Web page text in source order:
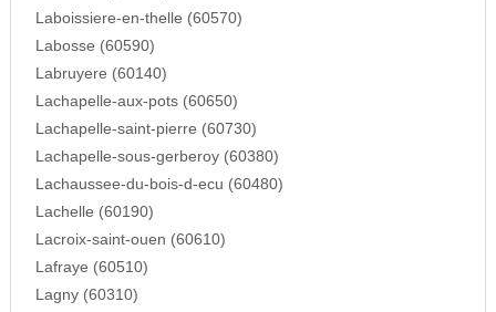
Laboissiere-en-thelle (60570)
Labosse (60590)
Labruyere (60140)
Lachapelle-aux-pots (60650)
Lachapelle-saint-pierre (60730)
Lachapelle-sous-gerberoy (60380)
Lachaussee-du-bois-d-ecu (60480)
Lachelle (60190)
Lacroix-saint-ouen (60610)
Lafraye (60510)
Lagny (60310)